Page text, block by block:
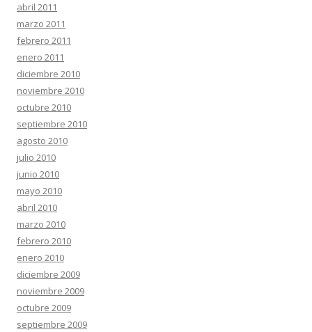
abril 2011
marzo 2011
febrero 2011
enero 2011
diciembre 2010
noviembre 2010
octubre 2010
septiembre 2010
agosto 2010
julio 2010
junio 2010
mayo 2010
abril 2010
marzo 2010
febrero 2010
enero 2010
diciembre 2009
noviembre 2009
octubre 2009
septiembre 2009